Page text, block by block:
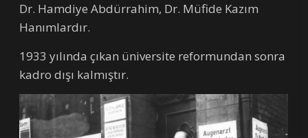
Dr. Hamdiye Abdürrahim, Dr. Müfide Kazım
Hanımlardır.
1933 yılında çıkan üniversite reformundan sonra
kadro dışı kalmıştır.